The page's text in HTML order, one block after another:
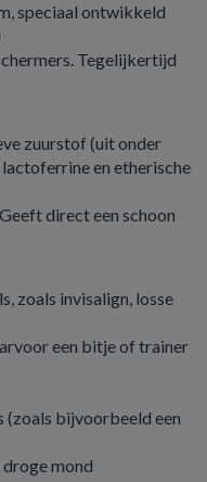
speciaal ontwikkeld
Tegelijkertijd
zuurstof (uit onder
en etherische
direct een schoon
zoals invisalign, losse
een bitje of trainer
bijvoorbeeld een
mond